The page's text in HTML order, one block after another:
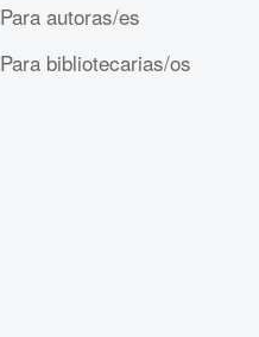
Para autoras/es
Para bibliotecarias/os